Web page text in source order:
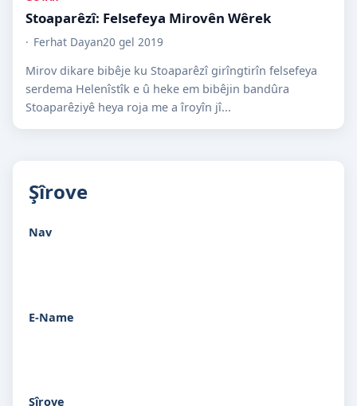
Stoaparêzî: Felsefeya Mirovên Wêrek
Ferhat Dayan20 gel 2019
Mirov dikare bibêje ku Stoaparêzî girîngtirîn felsefeya
serdema Helenîstîk e û heke em bibêjin bandûra
Stoaparêziyê heya roja me a îroyîn jî...
Şîrove
Nav
E-Name
Şîrove